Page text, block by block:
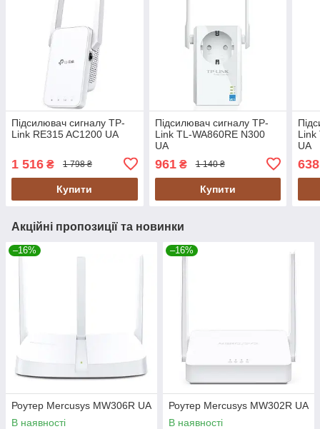
Підсилювач сигналу TP-
Link RE315 AC1200 UA
1 516 ₴ 1 798 ₴
Купити
Підсилювач сигналу TP-
Link TL-WA860RE N300
UA
961₴ 1 140 ₴
Купити
Link
UA
638
Акційні пропозиції та новинки
–16%
Роутер Mercusys MW306R UA
В наявності
–16%
Роутер Mercusys MW302R UA
В наявності